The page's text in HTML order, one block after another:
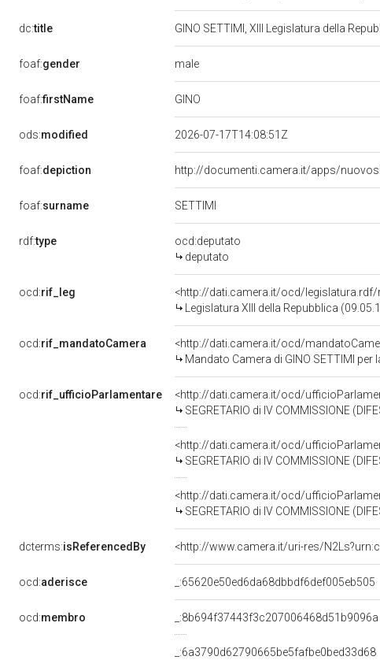
dc:title GINO SETTIMI, XIII Legislatura della
foaf:gender male
foaf:firstName GINO
ods:modified 2026-07-17T14:08:51Z
foaf:depiction http://documenti.camera.it/apps/
foaf:surname SETTIMI
rdf:type
ocd:deputato
deputato
ocd:rif_leg
<http://dati.camera.it/ocd/legislatura.rdf/
Legislatura XIII della Repubblica
ocd:rif_mandatoCamera
<http://dati.camera.it/ocd/
Mandato Camera di GINO SETTIMI per
ocd:rif_ufficioParlamentare
<http://dati.camera.it/ocd/
SEGRETARIO di IV COMMISSIONE
<http://dati.camera.it/ocd/
SEGRETARIO di IV COMMISSIONE
<http://dati.camera.it/ocd/
SEGRETARIO di IV COMMISSIONE
dcterms:isReferencedBy <http://www.camera.it/uri-res/
ocd:aderisce _:65620e50ed6da68dbbdf6def005eb505
ocd:membro _:8b694f37443f3c207006468d51b9096a
_:6a3790d62790665be5fafbe0bed33d68